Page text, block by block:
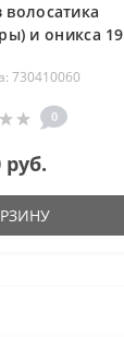
волосатика
и оникса 19
730410060
0
руб.